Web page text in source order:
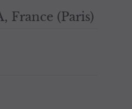
France (Paris)